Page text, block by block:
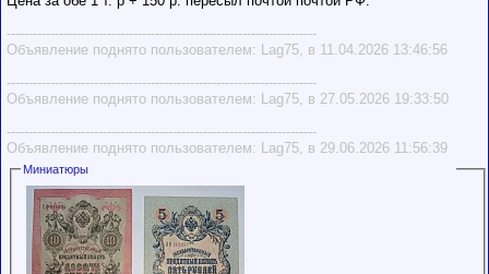
-----------------------------------------------------------------------
Объявление поднято пользователем: Lag75, в 11.04.2026 13:46:56
-----------------------------------------------------------------------
Объявление поднято пользователем: Lag75, в 27.05.2026 19:33:50
-----------------------------------------------------------------------
Объявление поднято пользователем: Lag75, в 29.06.2026 11:56:39
Миниатюры